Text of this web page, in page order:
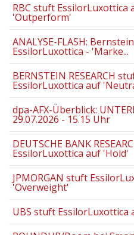
RBC stuft EssilorLuxottica
'Outperform'
ANALYSE-FLASH:
EssilorLuxottica - 'Marke...
BERNSTEIN RESEARCH
EssilorLuxottica auf
dpa-AFX-Überblick:
29.07.2026 - 15.15 Uhr
DEUTSCHE BANK
EssilorLuxottica auf 'Hold'
JPMORGAN stuft
'Overweight'
UBS stuft EssilorLuxottica